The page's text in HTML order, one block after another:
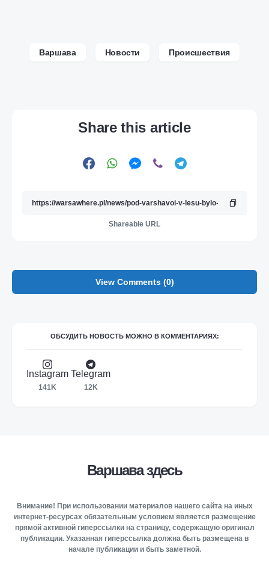
Варшава Новости Происшествия
Share this article
Shareable URL
View Comments (0)
ОБСУДИТЬ НОВОСТЬ МОЖНО В КОММЕНТАРИЯХ:
Instagram
141K
Telegram
12K
Варшава здесь
Внимание! При использовании материалов нашего сайта на иных
интернет-ресурсах обязательным условием является размещение
прямой активной гиперссылки на страницу, содержащую оригинал
публикации. Указанная гиперссылка должна быть размещена в
начале публикации и быть заметной.